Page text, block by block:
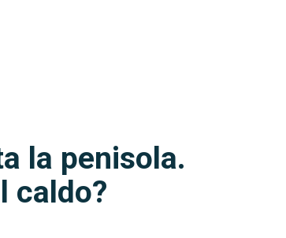
la penisola.
caldo?